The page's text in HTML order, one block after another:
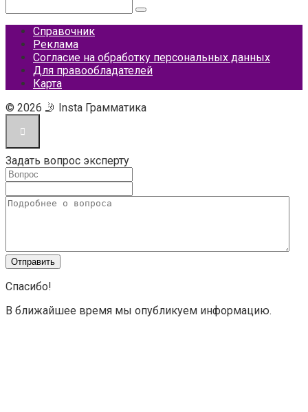
Справочник
Реклама
Согласие на обработку персональных данных
Для правообладателей
Карта
© 2026 🤳 Insta Грамматика
Задать вопрос эксперту
Спасибо!
В ближайшее время мы опубликуем информацию.